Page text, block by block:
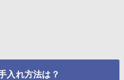
入れ方法は？